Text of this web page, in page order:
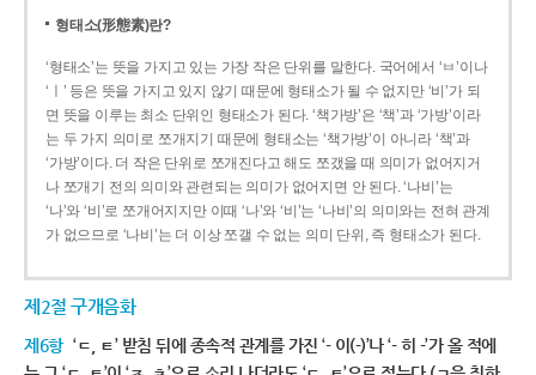
형태소(形態素)란?
‘형태소’는 뜻을 가지고 있는 가장 작은 단위를 말한다. 국어에서 ‘ㅂ’이나
‘ㅣ’ 등은 뜻을 가지고 있지 않기 때문에 형태소가 될 수 없지만 ‘비’가 되
면 뜻을 이루는 최소 단위인 형태소가 된다. ‘책가방’은 ‘책’과 ‘가방’이라
는 두 가지 의미로 쪼개지기 때문에 형태소는 ‘책가방’이 아니라 ‘책’과
‘가방’이다. 더 작은 단위로 쪼개진다고 해도 쪼갰을 때 의미가 없어지거
나 쪼개기 전의 의미와 관련되는 의미가 없어지면 안 된다. ‘나비’는
‘나’와 ‘비’로 쪼개어지지만 이때 ‘나’와 ‘비’는 ‘나비’의 의미와는 전혀 관계
가 없으므로 ‘나비’는 더 이상 쪼갤 수 없는 의미 단위, 즉 형태소가 된다.
제2절 구개음화
제6항 ‘ㄷ, ㅌ’ 받침 뒤에 종속적 관계를 가진 ‘- 이(-)’나 ‘- 히 -’가 올 적에